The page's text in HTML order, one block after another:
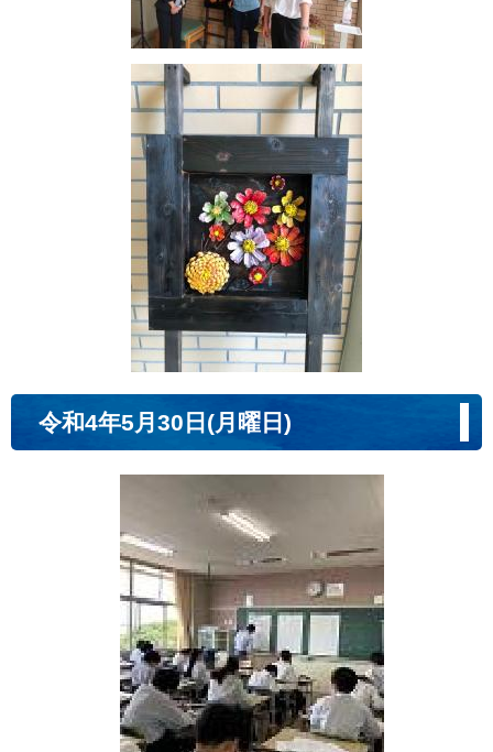
令和4年5月30日(月曜日)